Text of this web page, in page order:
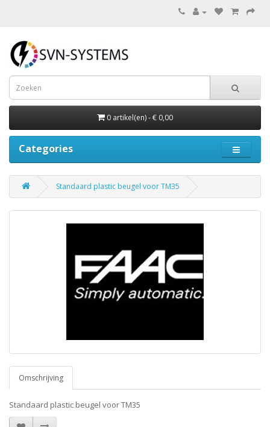
0 artikel(en) - € 0,00
Categories
Standaard plastic beugel voor TM35
Omschrijving
Standaard plastic beugel voor TM35